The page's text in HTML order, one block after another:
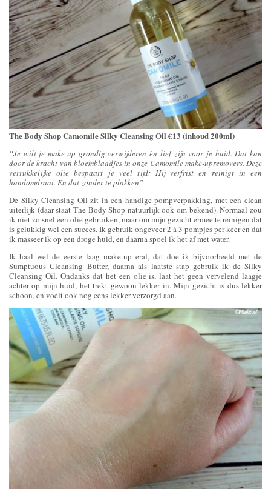
The Body Shop Camomile Silky Cleansing Oil €13 (inhoud 200ml)
“Je wilt je make-up grondig verwijderen én lief zijn voor je huid. Dat kan
door de kracht van bloemblaadjes in onze Camomile make-upremovers. Deze
verrukkelijke olie bespaart je veel tijd: Hij verfrist en reinigt in een
handomdraai. En dat zonder te plakken”
De Silky Cleansing Oil zit in een handige pompverpakking, met een clean
uiterlijk (daar staat The Body Shop natuurlijk ook om bekend). Normaal zou
ik niet zo snel een olie gebruiken, maar om mijn gezicht ermee te reinigen dat
is gelukkig wel een succes. Ik gebruik ongeveer 2 á 3 pompjes per keer en dat
ik masseer ik op een droge huid, en daarna spoel ik het af met water.
Ik haal wel de eerste laag make-up eraf, dat doe ik bijvoorbeeld met de
Sumptuous Cleansing Butter, daarna als laatste stap gebruik ik de Silky
Cleansing Oil. Ondanks dat het een olie is, laat het geen vervelend laagje
achter op mijn huid, het trekt gewoon lekker in. Mijn gezicht is dus lekker
schoon, en voelt ook nog eens lekker verzorgd aan.